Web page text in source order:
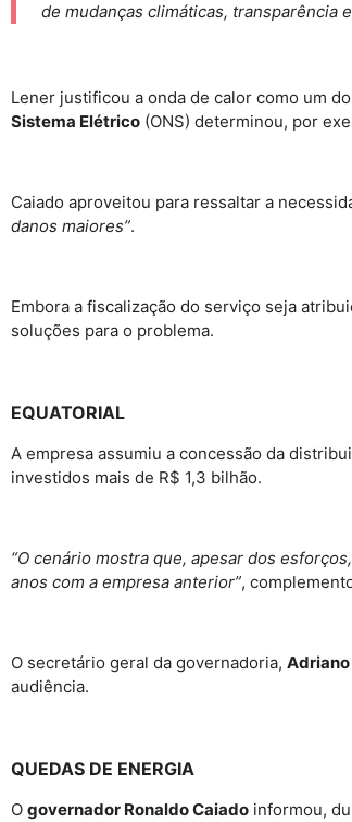
de mudanças climáticas, transparência
Lener justificou a onda de calor como um
Sistema Elétrico (ONS) determinou, por
Caiado aproveitou para ressaltar a
danos maiores”.
Embora a fiscalização do serviço seja
soluções para o problema.
EQUATORIAL
A empresa assumiu a concessão da
investidos mais de R$ 1,3 bilhão.
“O cenário mostra que, apesar dos
anos com a empresa anterior”,
O secretário geral da governadoria, Adriano
audiência.
QUEDAS DE ENERGIA
O governador Ronaldo Caiado informou,